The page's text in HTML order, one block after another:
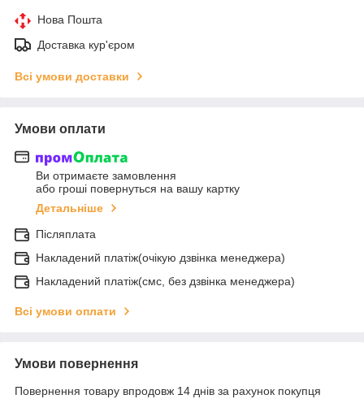
Нова Пошта
Доставка кур'єром
Всі умови доставки
Умови оплати
Ви отримаєте замовлення
або гроші повернуться на вашу картку
Детальніше
Післяплата
Накладений платіж(очікую дзвінка менеджера)
Накладений платіж(смс, без дзвінка менеджера)
Всі умови оплати
Умови повернення
Повернення товару впродовж 14 днів за рахунок покупця